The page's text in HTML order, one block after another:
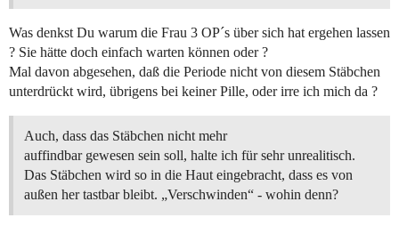
Was denkst Du warum die Frau 3 OP´s über sich hat ergehen lassen
? Sie hätte doch einfach warten können oder ?
Mal davon abgesehen, daß die Periode nicht von diesem Stäbchen
unterdrückt wird, übrigens bei keiner Pille, oder irre ich mich da ?
Auch, dass das Stäbchen nicht mehr
auffindbar gewesen sein soll, halte ich für sehr unrealitisch.
Das Stäbchen wird so in die Haut eingebracht, dass es von
außen her tastbar bleibt. „Verschwinden“ - wohin denn?